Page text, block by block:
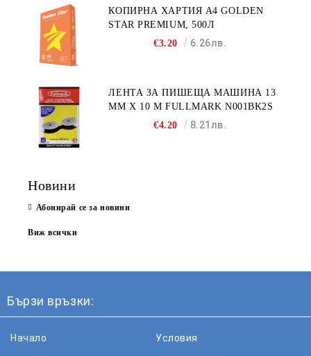
КОПИРНА ХАРТИЯ A4 GOLDEN
STAR PREMIUM, 500Л
€3.20
6.26лв.
ЛЕНТА ЗА ПИШЕЩА МАШИНА 13
MM X 10 M FULLMARK N001BK2S
€4.20
8.21лв.
Новини
Абонирай се за новини
Виж всички
Бързи връзки:
Начало Условия